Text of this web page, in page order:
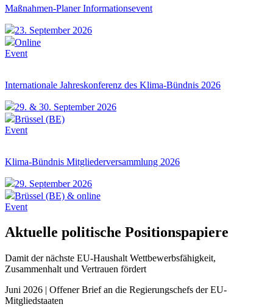
Maßnahmen-Planer Informationsevent
23. September 2026
Online
Event
Internationale Jahreskonferenz des Klima-Bündnis 2026
29. & 30. September 2026
Brüssel (BE)
Event
Klima-Bündnis Mitgliederversammlung 2026
29. September 2026
Brüssel (BE) & online
Event
Aktuelle politische Positionspapiere
Damit der nächste EU-Haushalt Wettbewerbsfähigkeit,
Zusammenhalt und Vertrauen fördert
Juni 2026 | Offener Brief an die Regierungschefs der EU-
Mitgliedstaaten